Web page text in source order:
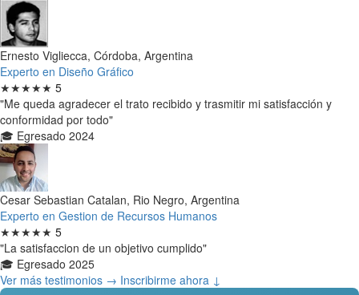
Ernesto Vigliecca, Córdoba, Argentina
Experto en Diseño Gráfico
★★★★★ 5
"Me queda agradecer el trato recibido y trasmitir mi satisfacción y
conformidad por todo"
🎓 Egresado 2024
Cesar Sebastian Catalan, Rio Negro, Argentina
Experto en Gestion de Recursos Humanos
★★★★★ 5
"La satisfaccion de un objetivo cumplido"
🎓 Egresado 2025
Ver más testimonios → Inscribirme ahora ↓